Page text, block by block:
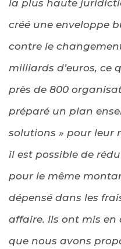
la plus haute
créé une enveloppe
contre le
milliards d’euros, ce
près de 800
préparé un plan
solutions » pour leur
il est possible de
pour le même
dépensé dans les
affaire. Ils ont mis en
que nous avons